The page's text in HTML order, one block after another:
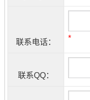
联系电话： *
联系QQ：